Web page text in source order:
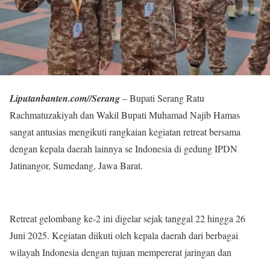
Liputanbanten.com//Serang– Bupati Serang Ratu
Rachmatuzakiyah dan Wakil Bupati Muhamad Najib Hamas
sangat antusias mengikuti rangkaian kegiatan retreat bersama
dengan kepala daerah lainnya se Indonesia di gedung IPDN
Jatinangor, Sumedang, Jawa Barat.
Retreat gelombang ke-2 ini digelar sejak tanggal 22 hingga 26
Juni 2025. Kegiatan diikuti oleh kepala daerah dari berbagai
wilayah Indonesia dengan tujuan mempererat jaringan dan